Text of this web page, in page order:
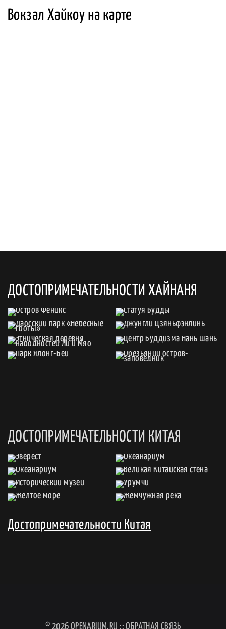
Вокзал Хайкоу на карте
ДОСТОПРИМЕЧАТЕЛЬНОСТИ ХАЙНАНЯ
ДОСТОПРИМЕЧАТЕЛЬНОСТИ КИТАЯ
Достопримечательности Китая
© 2026 OPENARIUM.RU ::ОБРАТНАЯ СВЯЗЬ